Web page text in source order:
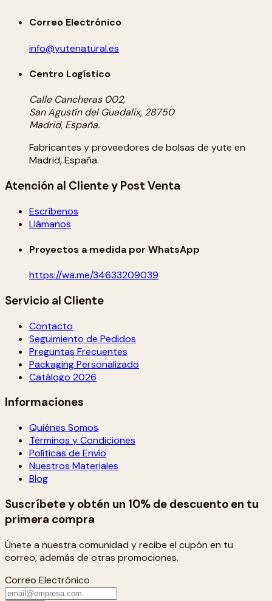
Correo Electrónico
info@yutenatural.es
Centro Logístico
Calle Cancheras 002,
San Agustín del Guadalix, 28750
Madrid, España.
Fabricantes y proveedores de bolsas de yute en
Madrid, España.
Atención al Cliente y Post Venta
Escríbenos
Llámanos
Proyectos a medida por WhatsApp
https://wa.me/34633209039
Servicio al Cliente
Contacto
Seguimiento de Pedidos
Preguntas Frecuentes
Packaging Personalizado
Catálogo 2026
Informaciones
Quiénes Somos
Términos y Condiciones
Políticas de Envío
Nuestros Materiales
Blog
Suscríbete y obtén un 10% de descuento en tu
primera compra
Únete a nuestra comunidad y recibe el cupón en tu
correo, además de otras promociones.
Correo Electrónico